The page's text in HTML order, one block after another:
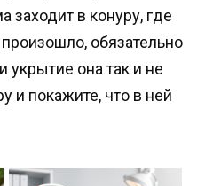
заходит в конуру, где
обязательно
укрытие она так и не
и покажите, что в ней